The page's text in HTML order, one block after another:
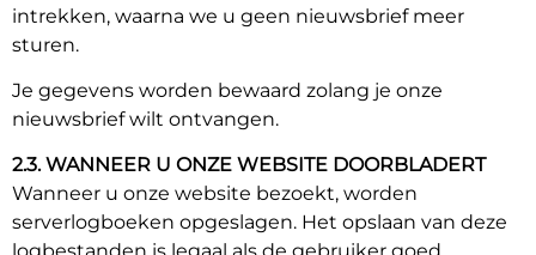
intrekken, waarna we u geen nieuwsbrief meer
sturen.
Je gegevens worden bewaard zolang je onze
nieuwsbrief wilt ontvangen.
2.3. WANNEER U ONZE WEBSITE DOORBLADERT
Wanneer u onze website bezoekt, worden
serverlogboeken opgeslagen. Het opslaan van deze